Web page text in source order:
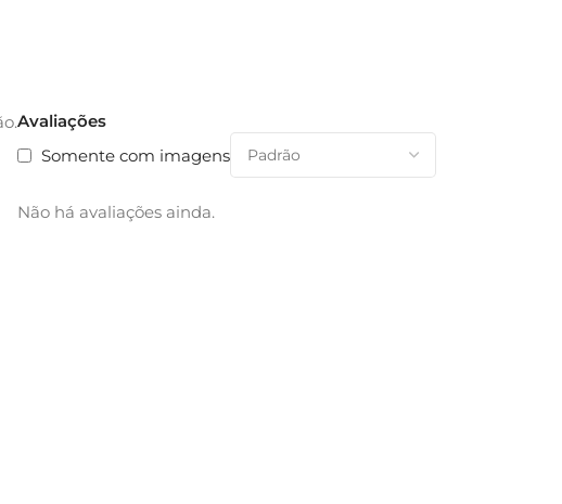
Avaliações
Somente com imagens
Não há avaliações ainda.